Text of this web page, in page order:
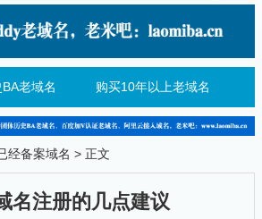
老域名 购买10年以上老域名
经备案域名 > 正文
名注册的几点建议